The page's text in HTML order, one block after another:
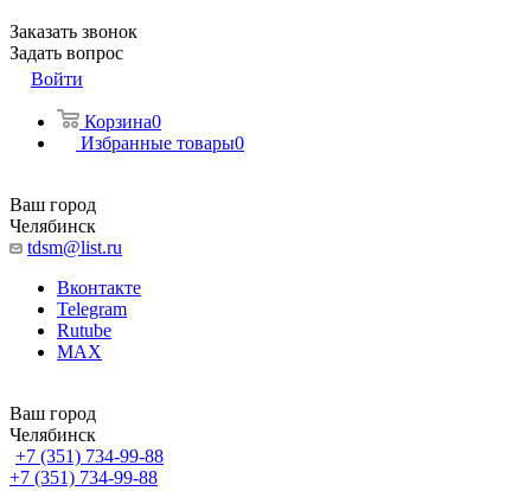
Заказать звонок
Задать вопрос
Войти
Корзина0
Избранные товары0
Ваш город
Челябинск
tdsm@list.ru
Вконтакте
Telegram
Rutube
MAX
Ваш город
Челябинск
+7 (351) 734-99-88
+7 (351) 734-99-88